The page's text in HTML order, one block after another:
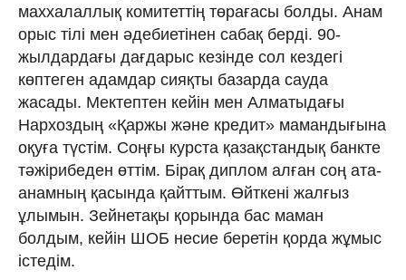
маххалаллық комитеттің төрағасы болды. Анам
орыс тілі мен әдебиетінен сабақ берді. 90-
жылдардағы дағдарыс кезінде сол кездегі
көптеген адамдар сияқты базарда сауда
жасады. Мектептен кейін мен Алматыдағы
Нархоздың «Қаржы және кредит» мамандығына
оқуға түстім. Соңғы курста қазақстандық банкте
тәжірибеден өттім. Бірақ диплом алған соң ата-
анамның қасында қайттым. Өйткені жалғыз
ұлымын. Зейнетақы қорында бас маман
болдым, кейін ШОБ несие беретін қорда жұмыс
істедім.